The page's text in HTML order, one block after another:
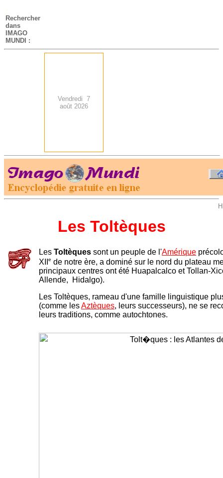
-
Rechercher
dans
IMAGO
MUNDI :
Vendredi 7
août 2026
.
Les Toltèques
Les Toltèques sont un peuple de l'Amérique
XII
e de notre ère, a dominé sur le nord du plateau
principaux centres ont été Huapalcalco et Tollan-
Allende, Hidalgo).
Les Toltèques, rameau d'une famille linguistique
(comme lesAztèques, leurs successeurs), ne se
leurs traditions, comme autochtones.
-